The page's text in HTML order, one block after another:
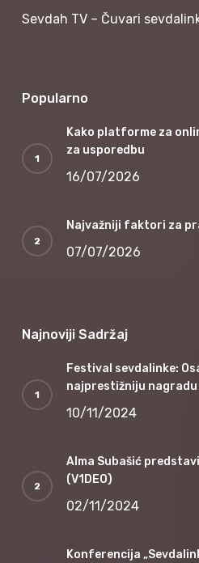
Sevdah TV – Čuvari
Popularno
Kako platforme za
za usporedbu
16/07/2026
Najvažniji faktori za
07/07/2026
Najnoviji Sadržaj
Festival sevdalinke:
najprestižniju nagradu
10/11/2024
Alma Subašić
(V1DEO)
02/11/2024
Konferencija